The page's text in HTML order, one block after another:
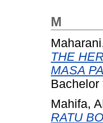
M
THE
MASA
Mahifa,
RATU